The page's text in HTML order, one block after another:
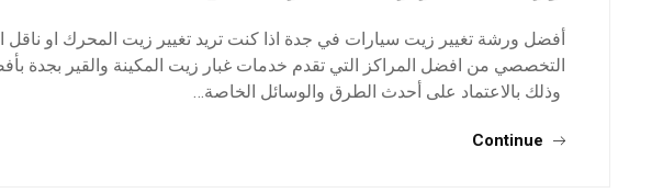
أفضل ورشة تغيير زيت سيارات في جدة اذا كنت تريد تغيير زيت المحرك او ناقل
التخصصي من افضل المراكز التي تقدم خدمات غبار زيت المكينة والقير بجدة
وذلك بالاعتماد على أحدث الطرق والوسائل الخاصة…
Continue